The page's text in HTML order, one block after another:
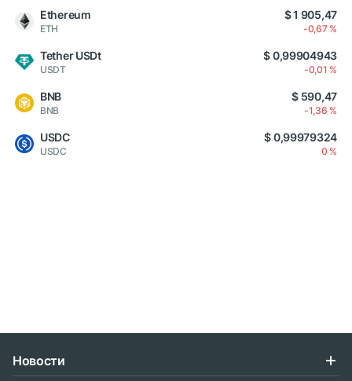
Ethereum
ETH
$ 1 905,47
-0,67 %
Tether USDt
USDT
$ 0,99904943
-0,01 %
BNB
BNB
$ 590,47
-1,36 %
USDC
USDC
$ 0,99979324
0 %
Новости